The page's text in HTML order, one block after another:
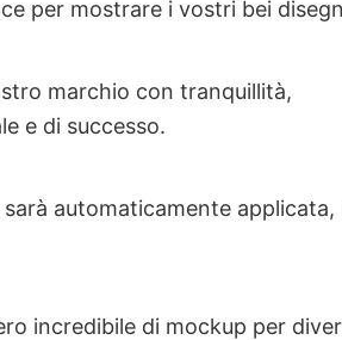
per mostrare i vostri bei
marchio con tranquillità,
e di successo.
automaticamente applicata,
incredibile di mockup per